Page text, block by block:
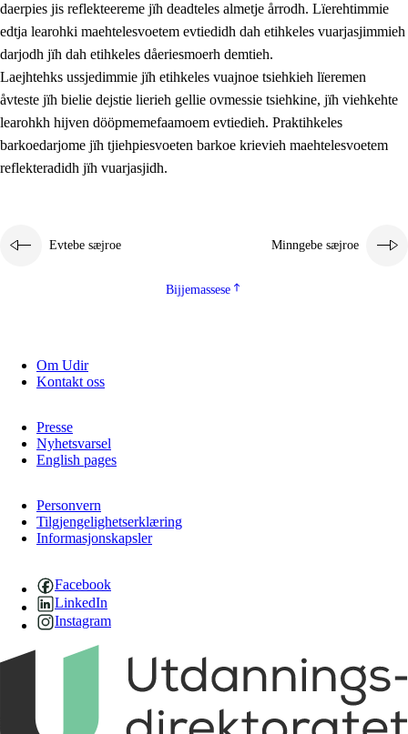
daerpies jis reflekteereme jïh deadteles almetje årrodh. Lïerehtimmie
edtja learohki maehtelesvoetem evtiedidh dah etihkeles vuarjasjimmieh
darjodh jïh dah etihkeles dåeriesmoerh demtieh.
Laejhtehks ussjedimmie jïh etihkeles vuajnoe tsiehkieh lïeremen
åvteste jïh bielie dejstie lierieh gellie ovmessie tsiehkine, jïh viehkehte
learohkh hijven dööpmemefaamoem evtiedieh. Praktihkeles
barkoedarjome jïh tjiehpiesvoeten barkoe krievieh maehtelesvoetem
reflekteradidh jïh vuarjasjidh.
Evtebe sæjroe Minngebe sæjroe
Bijjemassese
Om Udir
Kontakt oss
Presse
Nyhetsvarsel
English pages
Personvern
Tilgjengelighetserklæring
Informasjonskapsler
Facebook
LinkedIn
Instagram